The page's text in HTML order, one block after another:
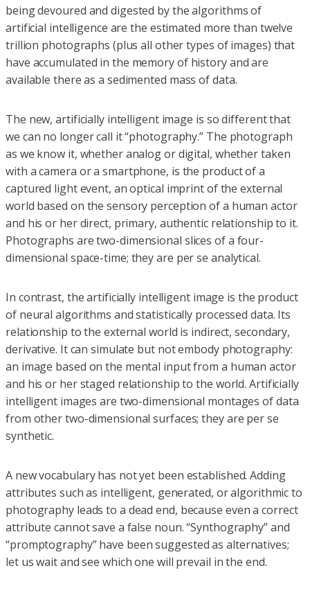
being devoured and digested by the algorithms of
artificial intelligence are the estimated more than twelve
trillion photographs (plus all other types of images) that
have accumulated in the memory of history and are
available there as a sedimented mass of data.
The new, artificially intelligent image is so different that
we can no longer call it “photography.” The photograph
as we know it, whether analog or digital, whether taken
with a camera or a smartphone, is the product of a
captured light event, an optical imprint of the external
world based on the sensory perception of a human actor
and his or her direct, primary, authentic relationship to it.
Photographs are two-dimensional slices of a four-
dimensional space-time; they are per se analytical.
In contrast, the artificially intelligent image is the product
of neural algorithms and statistically processed data. Its
relationship to the external world is indirect, secondary,
derivative. It can simulate but not embody photography:
an image based on the mental input from a human actor
and his or her staged relationship to the world. Artificially
intelligent images are two-dimensional montages of data
from other two-dimensional surfaces; they are per se
synthetic.
A new vocabulary has not yet been established. Adding
attributes such as intelligent, generated, or algorithmic to
photography leads to a dead end, because even a correct
attribute cannot save a false noun. “Synthography” and
“promptography” have been suggested as alternatives;
let us wait and see which one will prevail in the end.